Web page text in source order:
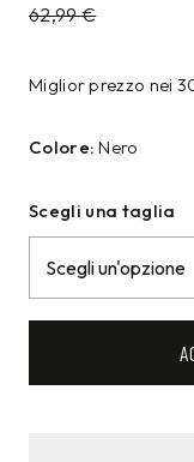
62,99€
Miglior prezzo nei
Colore: Nero
Scegli una taglia